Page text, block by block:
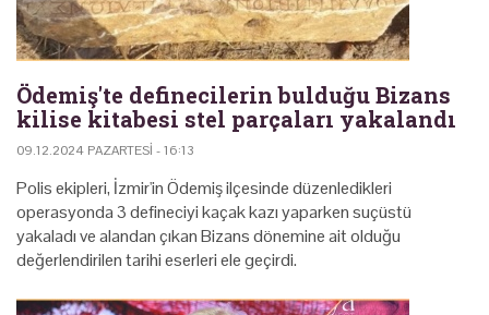
Ödemiş'te definecilerin bulduğu Bizans
kilise kitabesi stel parçaları yakalandı
09.12.2024 PAZARTESI - 16:13
Polis ekipleri, İzmir'in Ödemiş ilçesinde düzenledikleri
operasyonda 3 defineciyi kaçak kazı yaparken suçüstü
yakaladı ve alandan çıkan Bizans dönemine ait olduğu
değerlendirilen tarihi eserleri ele geçirdi.